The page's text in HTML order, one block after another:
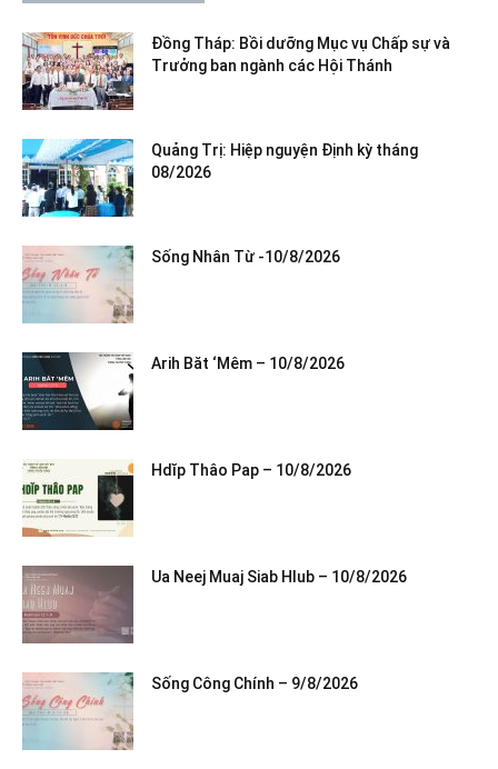
Đồng Tháp: Bồi dưỡng Mục vụ Chấp sự và
Trưởng ban ngành các Hội Thánh
Quảng Trị: Hiệp nguyện Định kỳ tháng
08/2026
Sống Nhân Từ -10/8/2026
Arih Băt ‘Mêm – 10/8/2026
Hdĭp Thâo Pap – 10/8/2026
Ua Neej Muaj Siab Hlub – 10/8/2026
Sống Công Chính – 9/8/2026